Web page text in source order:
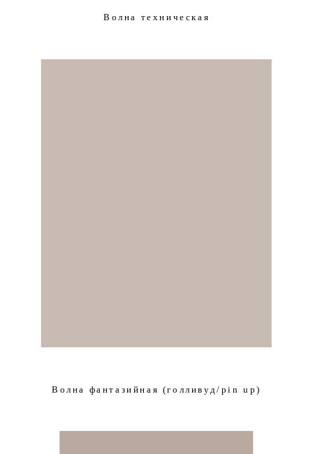
Волна техническая
Волна фантазийная (голливуд/pin up)